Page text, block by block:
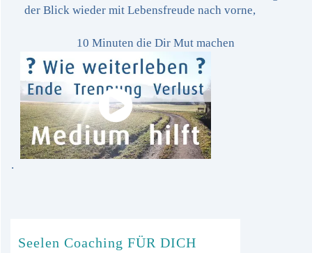
der Blick wieder mit Lebensfreude nach vorne,
10 Minuten die Dir Mut machen
.
Seelen Coaching FÜR DICH